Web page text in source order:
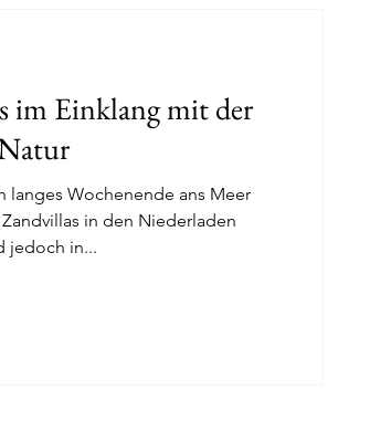
im Einklang mit der
langes Wochenende ans Meer
in den Niederladen
jedoch in...